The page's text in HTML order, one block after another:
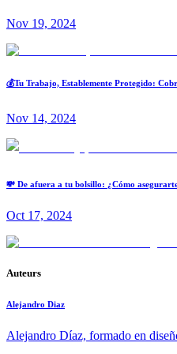
Nov 19, 2024
💰Tu Trabajo, Establemente Protegido:
Nov 14, 2024
💸 De afuera a tu bolsillo: ¿Cómo
Oct 17, 2024
Auteurs
Alejandro Diaz
Alejandro Díaz, formado en